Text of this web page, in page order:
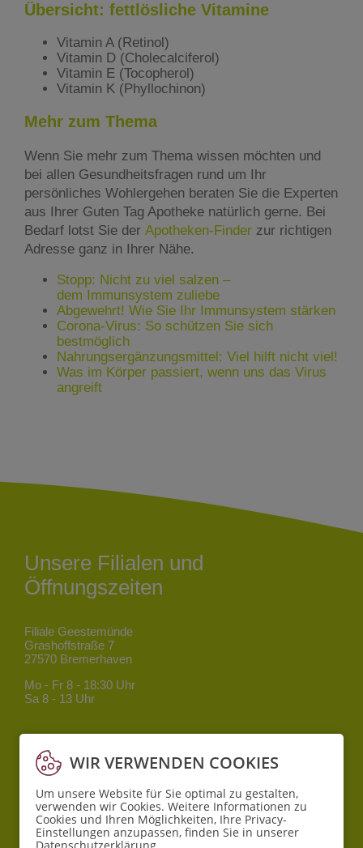
Übersicht: fettlösliche Vitamine
Vitamin A (Retinol)
Vitamin D (Cholecalciferol)
Vitamin E (Tocopherol)
Vitamin K (Phyllochinon)
Mehr zum Thema
Wenn Sie mehr zum Thema wissen möchten und
bei allen Gesundheitsfragen rund um Ihr
persönliches Wohlergehen beraten Sie die Experten
aus Ihrer Guten Tag Apotheke natürlich gerne. Bei
Bedarf lotst Sie der Apotheken-Finder zur richtigen
Adresse ganz in Ihrer Nähe.
Stopp: Nicht zu viel salzen –
dem Immunsystem zuliebe
Abgewehrt! Wie Sie Ihr Immunsystem stärken
Corona-Virus: So schützen Sie sich
bestmöglich
Nahrungsergänzungsmittel: Viel hilft nicht viel!
Was im Körper passiert, wenn uns das Virus
angreift
Unsere Filialen und
Öffnungszeiten
Filiale Geestemünde
Grashoffstraße 7
27570 Bremerhaven
Mo - Fr 8 - 18:30 Uhr
Sa8 - 13 Uhr
Bgm.-Smidt-Straße 34
27568 Bremerhaven
Mo - Fr8 - 18:30 Uhr
Sa10 - 16 Uhr
WIR VERWENDEN COOKIES
Um unsere Website für Sie optimal zu gestalten,
verwenden wir Cookies. Weitere Informationen zu
Cookies und Ihren Möglichkeiten, Ihre Privacy-
Einstellungen anzupassen, finden Sie in unserer